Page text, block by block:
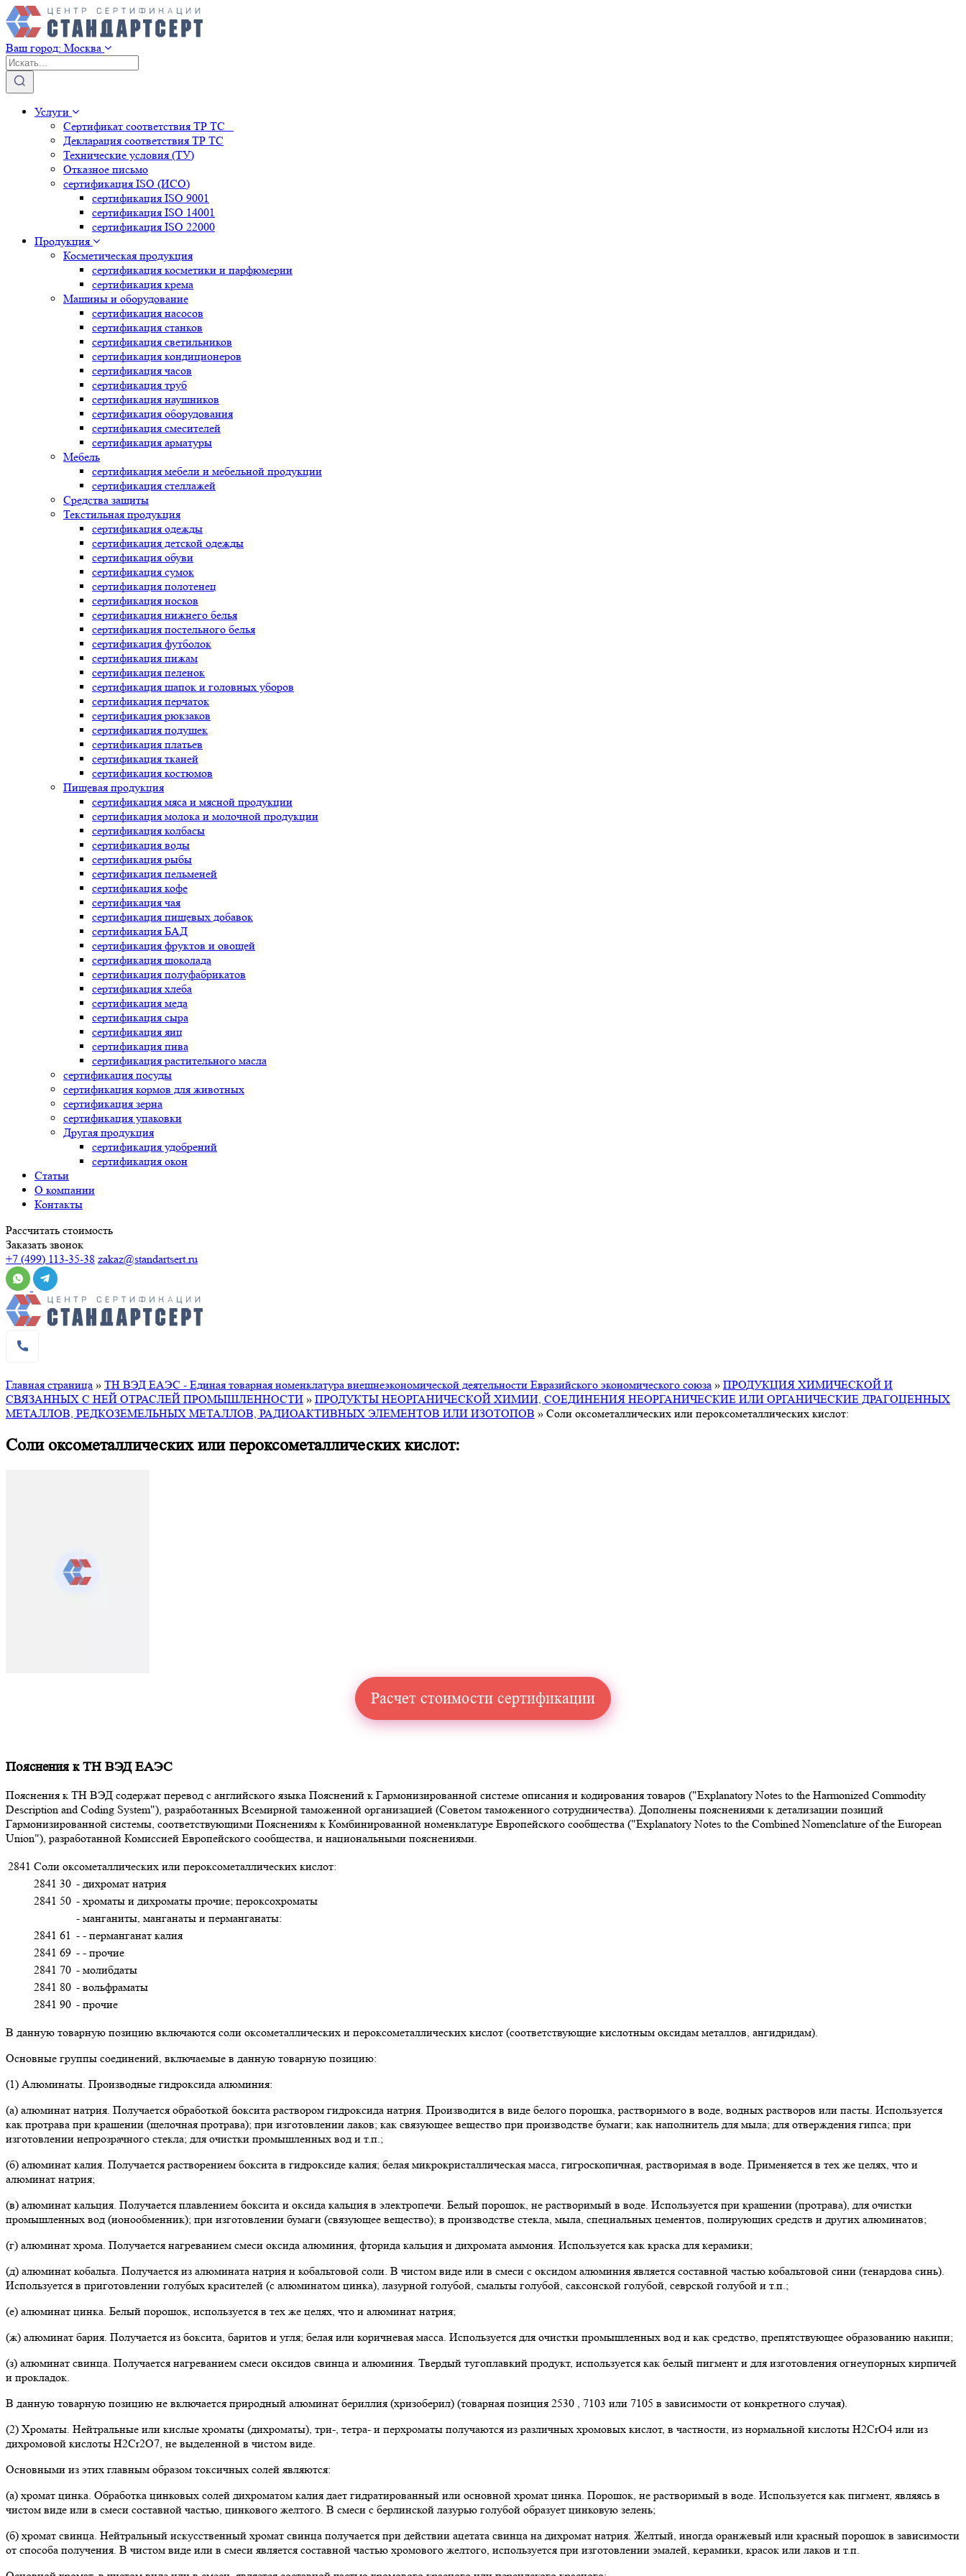
Ваш город: Москва
Услуги
Сертификат соответствия ТР ТС
Декларация соответствия ТР ТС
Технические условия (ТУ)
Отказное письмо
сертификация ISO (ИСО)
сертификация ISO 9001
сертификация ISO 14001
сертификация ISO 22000
Продукция
Косметическая продукция
сертификация косметики и парфюмерии
сертификация крема
Машины и оборудование
сертификация насосов
сертификация станков
сертификация светильников
сертификация кондиционеров
сертификация часов
сертификация труб
сертификация наушников
сертификация оборудования
сертификация смесителей
сертификация арматуры
Мебель
сертификация мебели и мебельной продукции
сертификация стеллажей
Средства защиты
Текстильная продукция
сертификация одежды
сертификация детской одежды
сертификация обуви
сертификация сумок
сертификация полотенец
сертификация носков
сертификация нижнего белья
сертификация постельного белья
сертификация футболок
сертификация пижам
сертификация пеленок
сертификация шапок и головных уборов
сертификация перчаток
сертификация рюкзаков
сертификация подушек
сертификация платьев
сертификация тканей
сертификация костюмов
Пищевая продукция
сертификация мяса и мясной продукции
сертификация молока и молочной продукции
сертификация колбасы
сертификация воды
сертификация рыбы
сертификация пельменей
сертификация кофе
сертификация чая
сертификация пищевых добавок
сертификация БАД
сертификация фруктов и овощей
сертификация шоколада
сертификация полуфабрикатов
сертификация хлеба
сертификация меда
сертификация сыра
сертификация яиц
сертификация пива
сертификация растительного масла
сертификация посуды
сертификация кормов для животных
сертификация зерна
сертификация упаковки
Другая продукция
сертификация удобрений
сертификация окон
Статьи
О компании
Контакты
Рассчитать стоимость
Заказать звонок
+7 (499) 113-35-38 zakaz@standartsert.ru
Главная страница » ТН ВЭД ЕАЭС - Единая товарная номенклатура внешнеэкономической деятельности Евразийского экономического союза » ПРОДУКЦИЯ ХИМИЧЕСКОЙ И
СВЯЗАННЫХ С НЕЙ ОТРАСЛЕЙ ПРОМЫШЛЕННОСТИ » ПРОДУКТЫ НЕОРГАНИЧЕСКОЙ ХИМИИ, СОЕДИНЕНИЯ НЕОРГАНИЧЕСКИЕ ИЛИ ОРГАНИЧЕСКИЕ ДРАГОЦЕННЫХ
МЕТАЛЛОВ, РЕДКОЗЕМЕЛЬНЫХ МЕТАЛЛОВ, РАДИОАКТИВНЫХ ЭЛЕМЕНТОВ ИЛИ ИЗОТОПОВ » Соли оксометаллических или пероксометаллических кислот:
Соли оксометаллических или пероксометаллических кислот:
Расчет стоимости сертификации
Пояснения к ТН ВЭД ЕАЭС
Пояснения к ТН ВЭД содержат перевод с английского языка Пояснений к Гармонизированной системе описания и кодирования товаров ("Explanatory Notes to the Harmonized Commodity
Description and Coding System"), разработанных Всемирной таможенной организацией (Советом таможенного сотрудничества). Дополнены пояснениями к детализации позиций
Гармонизированной системы, соответствующими Пояснениям к Комбинированной номенклатуре Европейского сообщества ("Explanatory Notes to the Combined Nomenclature of the European
Union"), разработанной Комиссией Европейского сообщества, и национальными пояснениями.
2841 Соли оксометаллических или пероксометаллических кислот:
2841 30 - дихромат натрия
2841 50 - хроматы и дихроматы прочие; пероксохроматы
- манганиты, манганаты и перманганаты:
2841 61 - - перманганат калия
2841 69 - - прочие
2841 70 - молибдаты
2841 80 - вольфраматы
2841 90 - прочие
В данную товарную позицию включаются соли оксометаллических и пероксометаллических кислот (соответствующие кислотным оксидам металлов, ангидридам).
Основные группы соединений, включаемые в данную товарную позицию:
(1) Алюминаты. Производные гидроксида алюминия:
(а) алюминат натрия. Получается обработкой боксита раствором гидроксида натрия. Производится в виде белого порошка, растворимого в воде, водных растворов или пасты. Используется
как протрава при крашении (щелочная протрава); при изготовлении лаков; как связующее вещество при производстве бумаги; как наполнитель для мыла; для отверждения гипса; при
изготовлении непрозрачного стекла; для очистки промышленных вод и т.п.;
(б) алюминат калия. Получается растворением боксита в гидроксиде калия; белая микрокристаллическая масса, гигроскопичная, растворимая в воде. Применяется в тех же целях, что и
алюминат натрия;
(в) алюминат кальция. Получается плавлением боксита и оксида кальция в электропечи. Белый порошок, не растворимый в воде. Используется при крашении (протрава), для очистки
промышленных вод (ионообменник); при изготовлении бумаги (связующее вещество); в производстве стекла, мыла, специальных цементов, полирующих средств и других алюминатов;
(г) алюминат хрома. Получается нагреванием смеси оксида алюминия, фторида кальция и дихромата аммония. Используется как краска для керамики;
(д) алюминат кобальта. Получается из алюмината натрия и кобальтовой соли. В чистом виде или в смеси с оксидом алюминия является составной частью кобальтовой сини (тенардова синь).
Используется в приготовлении голубых красителей (с алюминатом цинка), лазурной голубой, смальты голубой, саксонской голубой, севрской голубой и т.п.;
(е) алюминат цинка. Белый порошок, используется в тех же целях, что и алюминат натрия;
(ж) алюминат бария. Получается из боксита, баритов и угля; белая или коричневая масса. Используется для очистки промышленных вод и как средство, препятствующее образованию накипи;
(з) алюминат свинца. Получается нагреванием смеси оксидов свинца и алюминия. Твердый тугоплавкий продукт, используется как белый пигмент и для изготовления огнеупорных кирпичей
и прокладок.
В данную товарную позицию не включается природный алюминат бериллия (хризоберил) (товарная позиция 2530 , 7103 или 7105 в зависимости от конкретного случая).
(2) Хроматы. Нейтральные или кислые хроматы (дихроматы), три-, тетра- и перхроматы получаются из различных хромовых кислот, в частности, из нормальной кислоты H2CrO4 или из
дихромовой кислоты H2Cr2O7, не выделенной в чистом виде.
Основными из этих главным образом токсичных солей являются:
(а) хромат цинка. Обработка цинковых солей дихроматом калия дает гидратированный или основной хромат цинка. Порошок, не растворимый в воде. Используется как пигмент, являясь в
чистом виде или в смеси составной частью, цинкового желтого. В смеси с берлинской лазурью голубой образует цинковую зелень;
(б) хромат свинца. Нейтральный искусственный хромат свинца получается при действии ацетата свинца на дихромат натрия. Желтый, иногда оранжевый или красный порошок в зависимости
от способа получения. В чистом виде или в смеси является составной частью хромового желтого, используется при изготовлении эмалей, керамики, красок или лаков и т.п.